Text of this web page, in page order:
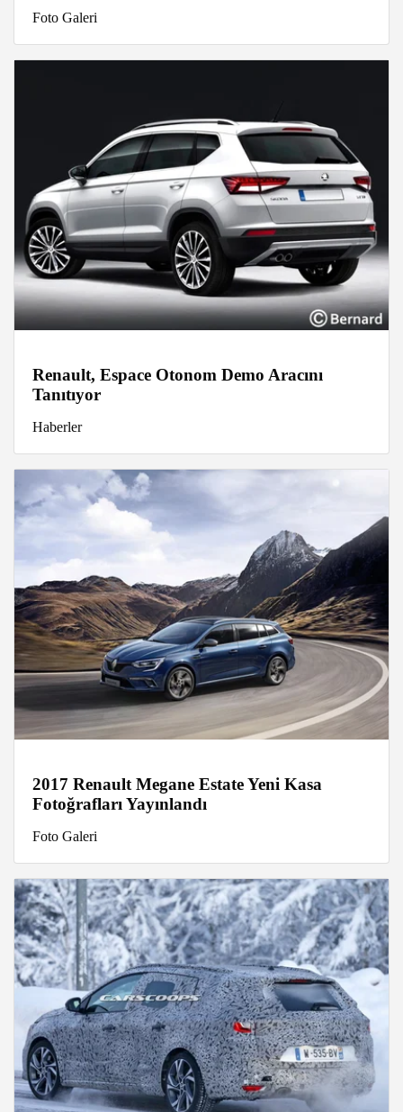
Foto Galeri
Renault, Espace Otonom Demo Aracını
Tanıtıyor
Haberler
2017 Renault Megane Estate Yeni Kasa
Fotoğrafları Yayınlandı
Foto Galeri